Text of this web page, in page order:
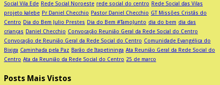
Social Vila Ede Rede Social Noroeste rede social do centro Rede Social das Vilas
projeto kalebe Pr Daniel Checchio Pastor Daniel Checchio GT Missões Cristãs do
Centro Dia do Bem Julio Prestes Dia do Bem #TamoJunto dia do bem dia das
crianças Daniel Checchio Convocação Reunião Geral da Rede Social do Centro
Convocação de Reunião Geral da Rede Social do Centro Comunidade Evangélica do
Bixiga Caminhada pela Paz Barão de Itapetininga Ata Reunião Geral da Rede Social do
Centro Ata da Reunião da Rede Social do Centro 25 de marco
Posts Mais Vistos